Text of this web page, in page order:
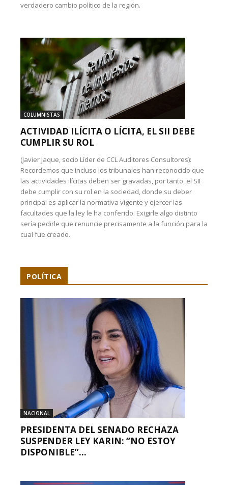
verdadero cambio político de la región.
COLUMNISTAS
ACTIVIDAD ILÍCITA O LÍCITA, EL SII DEBE
CUMPLIR SU ROL
(Javier Jaque, socio Líder de CCL Auditores Consultores):
Recordemos que incluso los tribunales han reconocido que
las actividades ilícitas deben ser gravadas, por tanto, el SII
debe cumplir con su rol en la sociedad, donde su deber
principal es aplicar la normativa vigente y ejercer las
facultades que la ley le ha conferido. Exigirle algo distinto
sería pedirle que renuncie precisamente a la función para la
cual fue creado.
POLÍTICA
NACIONAL
PRESIDENTA DEL SENADO RECHAZA
SUSPENDER LEY KARIN: “NO ESTOY
DISPONIBLE”...